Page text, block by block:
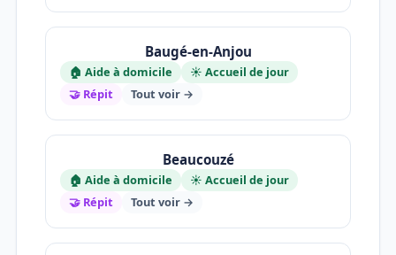
Baugé-en-Anjou
🏠 Aide à domicile
☀️ Accueil de jour
🤝 Répit
Tout voir →
Beaucouzé
🏠 Aide à domicile
☀️ Accueil de jour
🤝 Répit
Tout voir →